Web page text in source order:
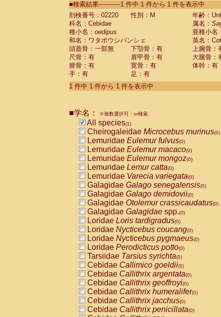
CebidaeSaguinus labiatus(0)
Cebidae Saguinus leucopus (0)
Cebidae
Cebidae
CebidaeSaguinus nigricollis (0)
Cebidae Saguinus oedipus
Cebidae Saguinus weddelli
Cebidae Saguinusspp.
Cebidae Aotus trivirgatus
Cebidae Cebus albifrons
CebidaeCebus nigrivittatus
CebidaeCebus
CebidaeSaimiri boliviensis(0)
CebidaeSaimiri sciureus(0)
AtelidaeAlouatta caraya(0)
AtelidaeAlouatta fusca(0)
AtelidaeAlouatta seniculus
AtelidaeAlouattaspp.(0)
AtelidaeAteles belzebuth(0)
AtelidaeAteles geoffroyi(0)
AtelidaeAteles paniscus(0)
AtelidaeAtelesspp.(0)
Atelidae Lagothrix lagothricha
AtelidaeLagothrix lagothricha cana
PitheciidaeCacajao calvus
PitheciidaeCallicebus cupreus
PitheciidaeCallicebus donacophilus
PitheciidaeCallicebus moloch
PitheciidaeCallicebus torquatus
PitheciidaeCallicebusspp.(0)
PitheciidaeChiropotes satanas(0)
PitheciidaePithecia monachus
PitheciidaePithecia pithecia(0)
■検索結果-----------1 件中 1 件から 1 件を表示中
剖検番号：02220
性別：M
年齢：
科名：Cebidae
属名：
種小名： oedipus
亜種小名
和名：ワタボウシパンシェ
英名：
頭蓋骨：一部無
下顎骨：有
上腕骨：
尺骨：有
肩甲骨：有
大腿骨：
腓骨：有
寛骨：有
体幹：有
手：有
足：有
1 件中 1 件から 1 件を表示中
■学名： ※複数選択可・or検索
All species(1)
Cheirogaleidae Microcebus murinus(0)
Lemuridae Eulemur fulvus(0)
Lemuridae Eulemur macaco(0)
Lemuridae Eulemur mongoz(0)
Lemuridae Lemur catta(0)
Lemuridae Varecia variegata(0)
Galagidae Galago senegalensis(0)
Galagidae Galago demidovii(0)
Galagidae Otolemur crassicaudatus(0)
Galagidae Galagidae spp.(0)
Loridae Loris tardigradus(0)
Loridae Nycticebus coucang(0)
Loridae Nycticebus pygmaeus(0)
Loridae Perodicticus potto(0)
Tarsiidae Tarsius syrichta(0)
Cebidae Callimico goeldii(0)
Cebidae Callithrix argentata(0)
Cebidae Callithrix geoffroyi(0)
Cebidae Callithrix humeralifer(0)
Cebidae Callithrix jacchus(0)
Cebidae Callithrix penicillata(0)